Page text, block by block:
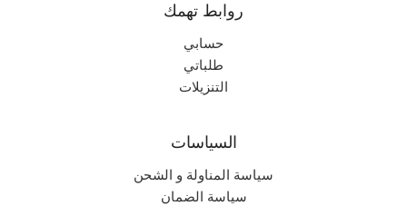
روابط تهمك
حسابي
طلباتي
التنزيلات
السياسات
سياسة المناولة و الشحن
سياسة الضمان